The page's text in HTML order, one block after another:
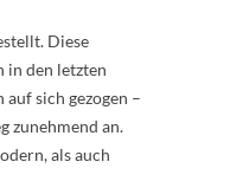
Diese
in den letzten
sich gezogen –
zunehmend an.
als auch